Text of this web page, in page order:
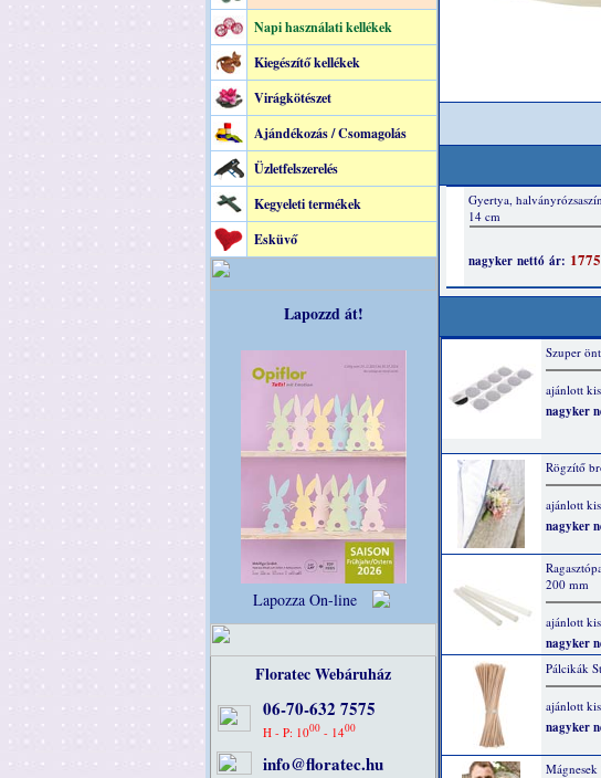
Napi használati kellékek
Kiegészítő kellékek
Virágkötészet
Ajándékozás / Csomagolás
Üzletfelszerelés
Kegyeleti termékek
Esküvő
Lapozzd át!
Lapozza On-line
Floratec Webáruház
06-70-632 7575
H - P: 1000 - 1400
info@floratec.hu
Szuper
ajánlott
nagyker
Rögzítő
ajánlott
nagyker
200 mm
ajánlott
nagyker
Pálcikák
ajánlott
nagyker